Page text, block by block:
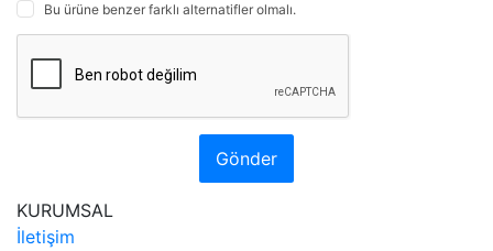
Bu ürüne benzer farklı alternatifler olmalı.
Gönder
KURUMSAL
İletişim